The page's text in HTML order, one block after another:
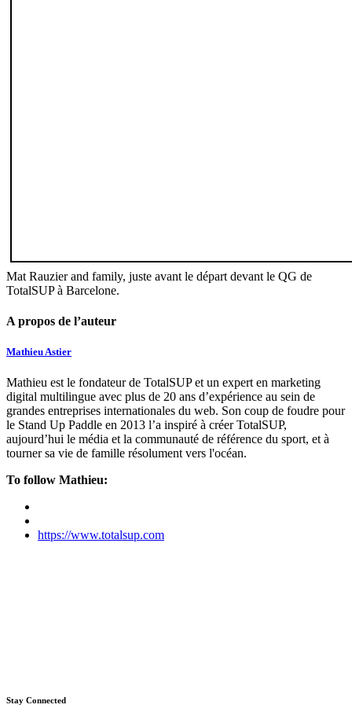
Mat Rauzier and family, juste avant le départ devant le QG de
TotalSUP à Barcelone.
A propos de l’auteur
Mathieu Astier
Mathieu est le fondateur de TotalSUP et un expert en marketing
digital multilingue avec plus de 20 ans d’expérience au sein de
grandes entreprises internationales du web. Son coup de foudre pour
le Stand Up Paddle en 2013 l’a inspiré à créer TotalSUP,
aujourd’hui le média et la communauté de référence du sport, et à
tourner sa vie de famille résolument vers l'océan.
To follow Mathieu:
https://www.totalsup.com
Stay Connected